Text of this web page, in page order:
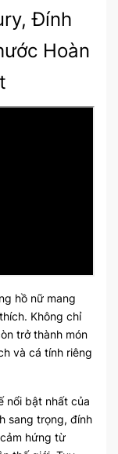
Đính
Hoàn
hồ nữ mang
Không chỉ
trở thành món
và cá tính riêng
nổi bật nhất của
sang trọng, đính
hứng từ